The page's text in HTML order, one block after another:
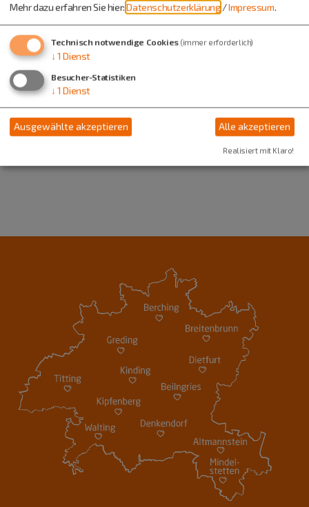
Tourist-Information Kinding
Kipfenberger Straße 4
85125 Kinding
Mehr dazu erfahren Sie hier:Datenschutzerklärung /Impressum.
Technisch notwendige Cookies (immer erforderlich)
↓ 1 Dienst
Besucher-Statistiken
↓ 1 Dienst
Ausgewählte akzeptieren Alle akzeptieren
Realisiert mit Klaro!